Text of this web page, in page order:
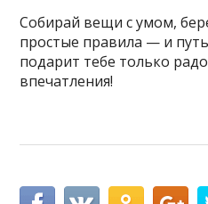
Собирай вещи с умом,
простые правила — и
подарит тебе только
впечатления!